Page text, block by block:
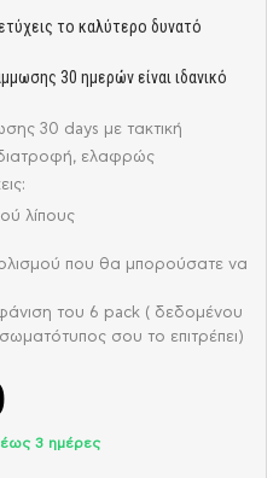
το καλύτερο δυνατό
30 ημερών είναι ιδανικό
30 days με τακτική
ελαφρώς
λίπους
που θα μπορούσατε να
του 6 pack ( δεδομένου
σου το επιτρέπει)
3 ημέρες